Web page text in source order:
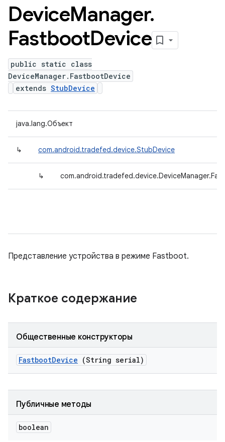
DeviceManager.
FastbootDevice
public static class
DeviceManager.FastbootDevice
extends StubDevice
java.lang.Объект
↳ com.android.tradefed.device.StubDevice
↳
Представление устройства в режиме Fastboot.
Краткое содержание
Общественные конструкторы
FastbootDevice (String serial)
Публичные методы
boolean